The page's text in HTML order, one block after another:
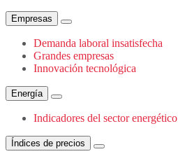
Empresas
Demanda laboral insatisfecha
Grandes empresas
Innovación tecnológica
Energía
Indicadores del sector energético
Índices de precios